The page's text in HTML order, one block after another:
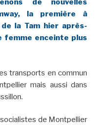
de nouvelles
la première à
la Tam hier après-
femme enceinte plus
transports en commun
mais aussi dans
de Montpellier